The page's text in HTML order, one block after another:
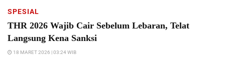
SPESIAL
THR 2026 Wajib Cair Sebelum Lebaran, Telat
Langsung Kena Sanksi
18 MARET 2026 | 03:24 WIB